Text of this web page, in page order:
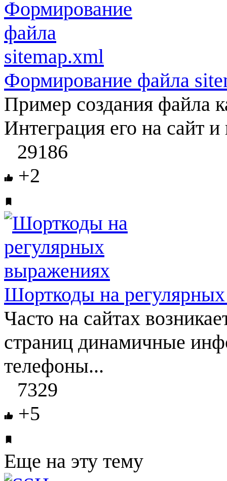
Формирование файла
Пример создания файла
Интеграция его на сайт
29186
+2
Шорткоды на
Часто на сайтах
страниц динамичные
телефоны...
7329
+5
Еще на эту тему